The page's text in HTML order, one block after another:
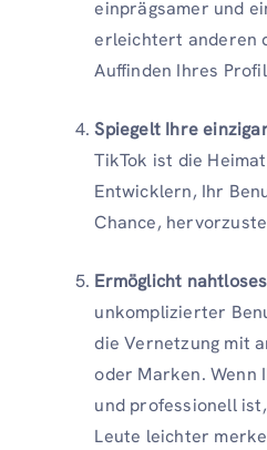
einprägsamer und
erleichtert anderen
Auffinden Ihres
Spiegelt Ihre
TikTok ist die
Entwicklern, Ihr
Chance,
Ermöglicht
unkomplizierter
die Vernetzung mit
oder Marken. Wenn
und professionell
Leute leichter